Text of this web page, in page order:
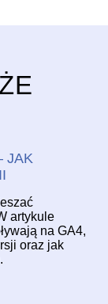
JAK
artykule
na GA4,
oraz jak